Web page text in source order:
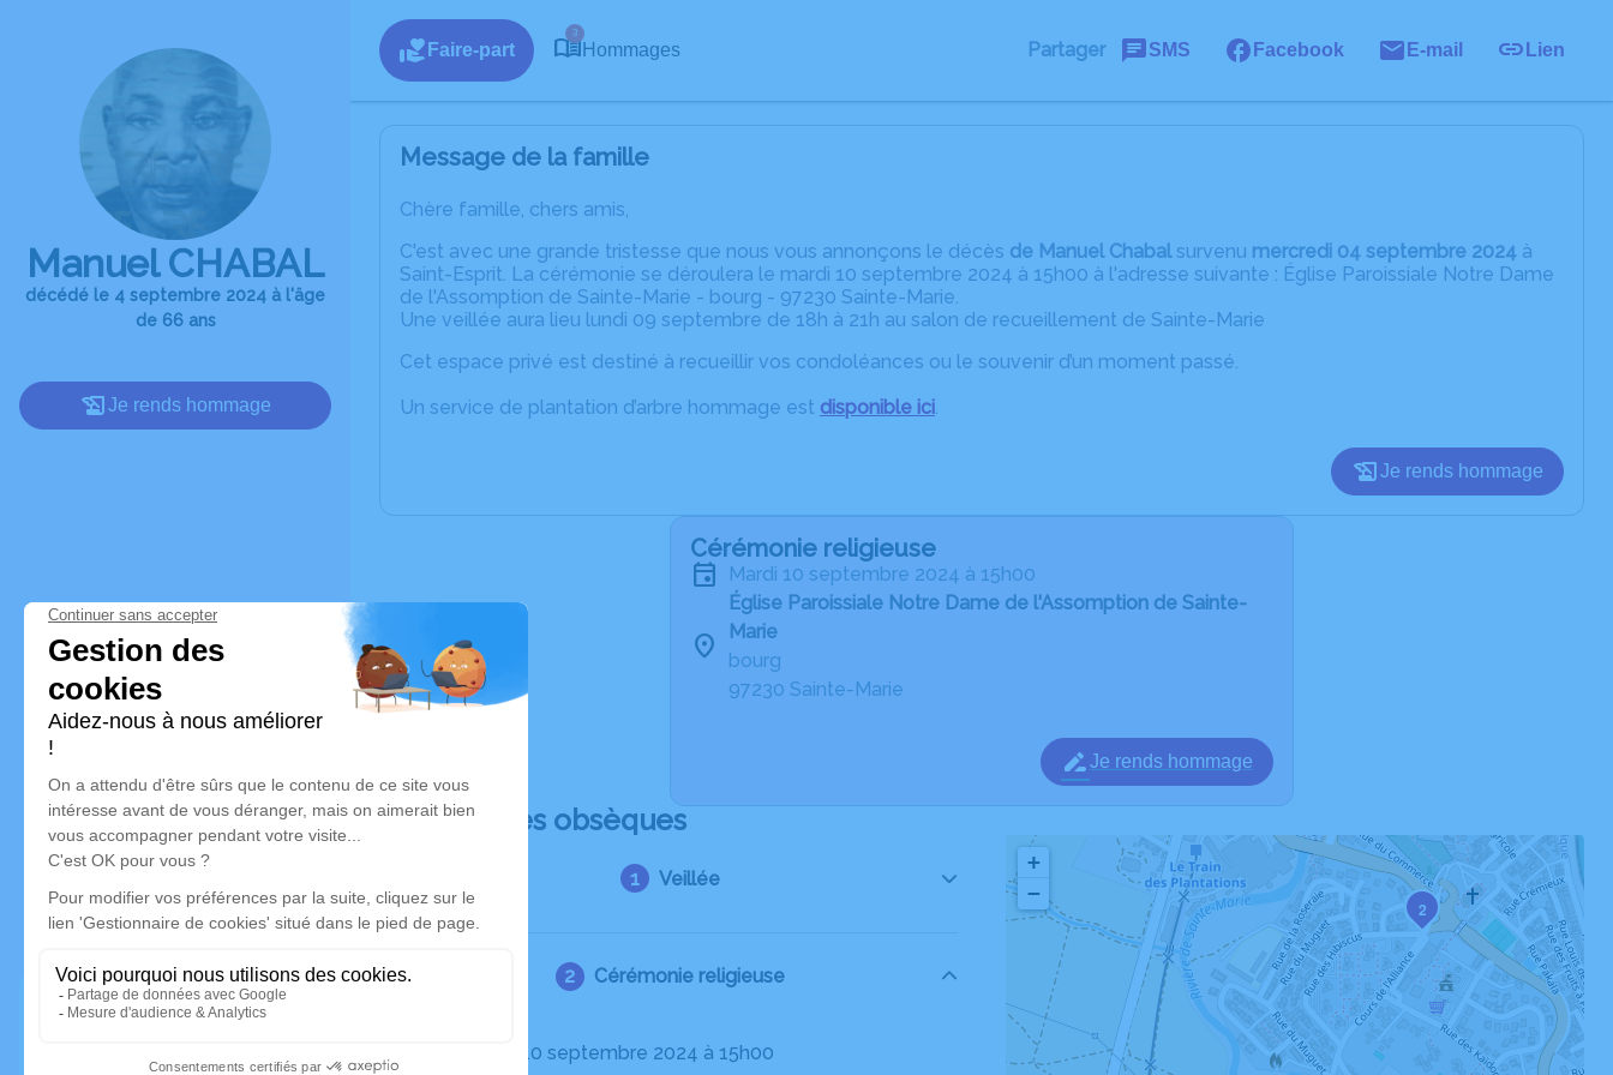
Manuel CHABAL
décédé le 4 septembre 2024 à l'âge
de 66 ans
Je rends hommage
Faire-part
3
Hommages Partager SMS Facebook E-mail Lien
Message de la famille
Chère famille, chers amis,
C'est avec une grande tristesse que nous vous annonçons le décès de Manuel Chabalsurvenu mercredi 04 septembre 2024 à
Saint-Esprit. La cérémonie se déroulera le mardi 10 septembre 2024 à 15h00 à l'adresse suivante : Église Paroissiale Notre Dame
de l'Assomption de Sainte-Marie - bourg - 97230 Sainte-Marie.
Une veillée aura lieu lundi 09 septembre de 18h à 21h au salon de recueillement de Sainte-Marie
Cet espace privé est destiné à recueillir vos condoléances ou le souvenir d’un moment passé.
Un service de plantation d’arbre hommage est disponible ici.
Je rends hommage
Cérémonie religieuse
mardi 10 septembre 2024 à 15h00
Église Paroissiale Notre Dame de l'Assomption de Sainte-
Marie
bourg
97230 Sainte-Marie
Je rends hommage
Déroulé des obsèques
Veillée
Cérémonie religieuse
Le mardi 10 septembre 2024 à 15h00
2
+
−